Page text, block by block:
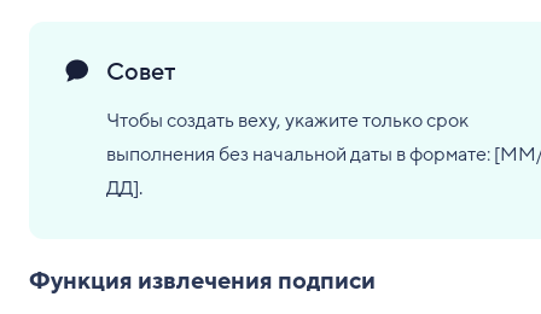
Совет
Чтобы создать веху, укажите только срок
выполнения без начальной даты в формате:
ДД].
Функция извлечения подписи